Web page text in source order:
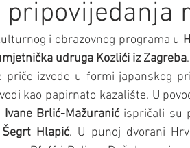
pripovijedanja
i obrazovnog programa u
udruga Kozlići iz Zagreba
priče izvode u formi japanskog
kao papirnato kazalište. U
Ivane Brlić-Mažuranić ispričali su
Hlapić. U punoj dvorani